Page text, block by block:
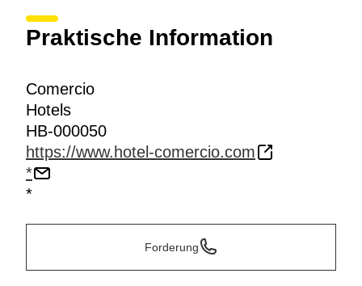
Praktische Information
Comercio
Hotels
HB-000050
https://www.hotel-comercio.com
*
*
Forderung